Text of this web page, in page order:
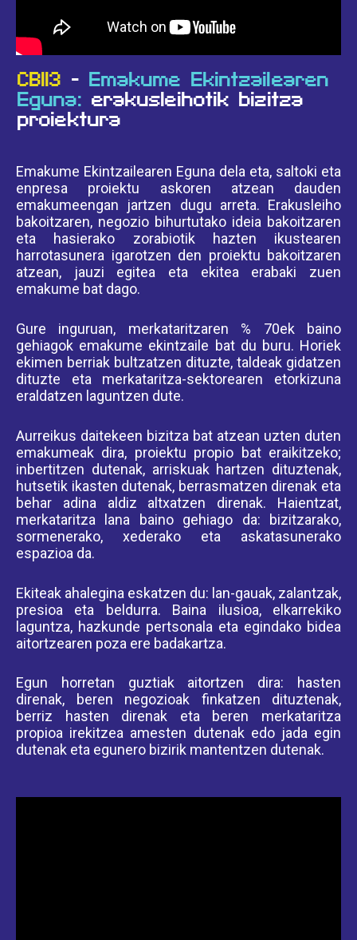
CB113-
Emakume Ekintzailearen
Eguna:erakusleihotik bizitza
proiektura
Emakume Ekintzailearen Eguna dela eta, saltoki eta
enpresa proiektu askoren atzean dauden
emakumeengan jartzen dugu arreta. Erakusleiho
bakoitzaren, negozio bihurtutako ideia bakoitzaren
eta hasierako zorabiotik hazten ikustearen
harrotasunera igarotzen den proiektu bakoitzaren
atzean, jauzi egitea eta ekitea erabaki zuen
emakume bat dago.
Gure inguruan, merkataritzaren % 70ek baino
gehiagok emakume ekintzaile bat du buru. Horiek
ekimen berriak bultzatzen dituzte, taldeak gidatzen
dituzte eta merkataritza-sektorearen etorkizuna
eraldatzen laguntzen dute.
Aurreikus daitekeen bizitza bat atzean uzten duten
emakumeak dira, proiektu propio bat eraikitzeko;
inbertitzen dutenak, arriskuak hartzen dituztenak,
hutsetik ikasten dutenak, berrasmatzen direnak eta
behar adina aldiz altxatzen direnak. Haientzat,
merkataritza lana baino gehiago da: bizitzarako,
sormenerako, xederako eta askatasunerako
espazioa da.
Ekiteak ahalegina eskatzen du: lan-gauak, zalantzak,
presioa eta beldurra. Baina ilusioa, elkarrekiko
laguntza, hazkunde pertsonala eta egindako bidea
aitortzearen poza ere badakartza.
Egun horretan guztiak aitortzen dira: hasten
direnak, beren negozioak finkatzen dituztenak,
berriz hasten direnak eta beren merkataritza
propioa irekitzea amesten dutenak edo jada egin
dutenak eta egunero bizirik mantentzen dutenak.